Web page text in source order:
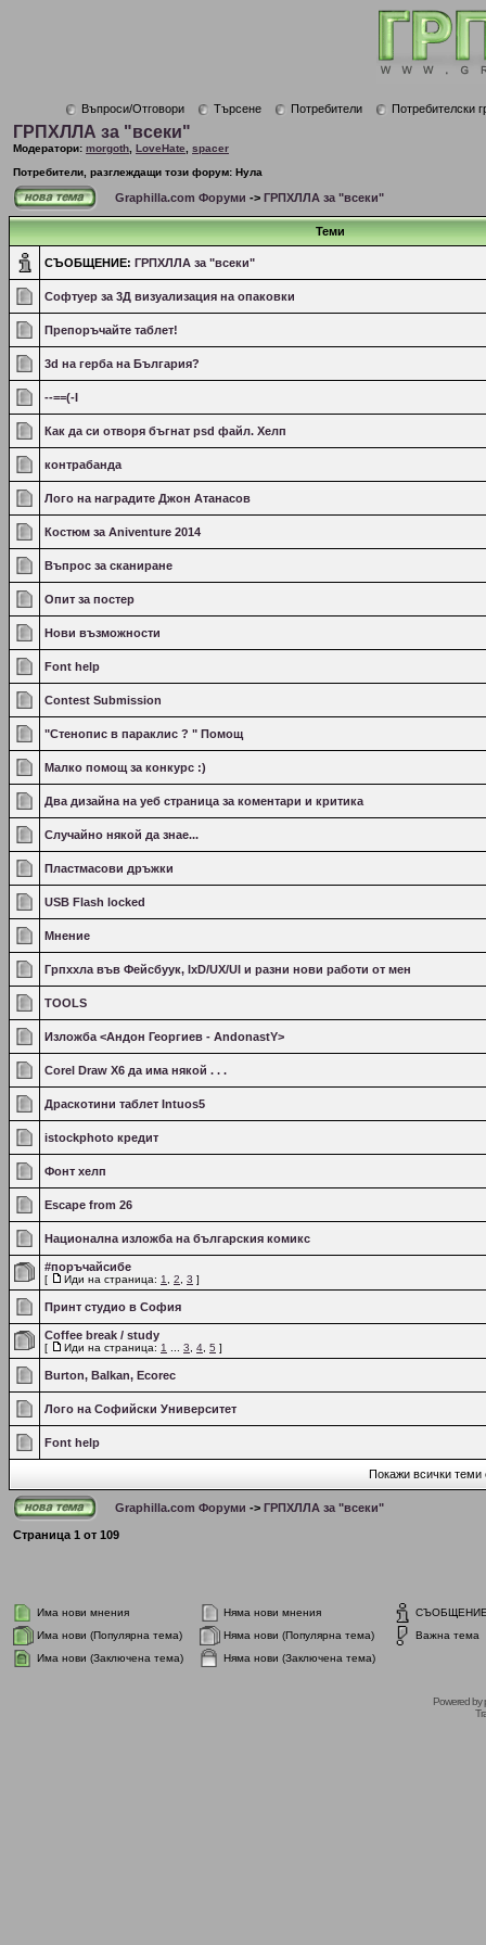
Въпроси/Отговори Търсене Потребители Потребителски
ГРПХЛЛА за "всеки"
Модератори: morgoth LoveHate
spacer
Потребители, разглеждащи този форум: Нула
Graphilla.com Форуми -> ГРПХЛЛА за "всеки"
Теми
СЪОБЩЕНИЕ: ГРПХЛЛА за "всеки"
Софтуер за 3Д визуализация на опаковки
Препоръчайте таблет!
3d на герба на България?
--==(-I
Как да си отворя бъгнат psd файл. Хелп
контрабанда
Лого на наградите Джон Атанасов
Костюм за Aniventure 2014
Въпрос за сканиране
Опит за постер
Нови възможности
Font help
Contest Submission
"Стенопис в параклис ? " Помощ
Малко помощ за конкурс :)
Два дизайна на уеб страница за коментари и критика
Случайно някой да знае...
Пластмасови дръжки
USB Flash locked
Мнение
Грпххла във Фейсбуук, IxD/UX/UI и разни нови работи от мен
TOOLS
Изложба <Андон Георгиев - AndonastY>
Corel Draw X6 да има някой . . .
Драскотини таблет Intuos5
istockphoto кредит
Фонт хелп
Escape from 26
Национална изложба на българския комикс
#поръчайсибе
[ Иди на страница: 1 2 3 ]
Принт студио в София
Coffee break / study
[ Иди на страница: 1 3 4 5 ]
Burton, Balkan, Ecorec
Лого на Софийски Университет
Font help
Покажи всички теми
Graphilla.com Форуми -> ГРПХЛЛА за "всеки"
Страница 1 от 109
Има нови мнения Няма нови мнения
Има нови (Популярна тема)
Няма нови (Популярна тема)
Важна тема
Има нови (Заключена тема)
Няма нови (Заключена тема)
Powered by